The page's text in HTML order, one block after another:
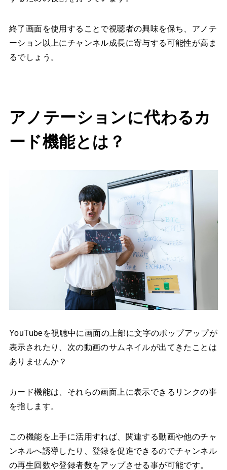
終了画面を使用することで視聴者の興味を保ち、アノテ
ーション以上にチャンネル成長に寄与する可能性が高ま
るでしょう。
アノテーションに代わるカ
ード機能とは？
YouTubeを視聴中に画面の上部に文字のポップアップが
表示されたり、次の動画のサムネイルが出てきたことは
ありませんか？
カード機能は、それらの画面上に表示できるリンクの事
を指します。
この機能を上手に活用すれば、関連する動画や他のチャ
ンネルへ誘導したり、登録を促進できるのでチャンネル
の再生回数や登録者数をアップさせる事が可能です。